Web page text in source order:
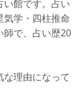
い館です。占い
気学・四柱推命
師で、占い歴20
な理由になって